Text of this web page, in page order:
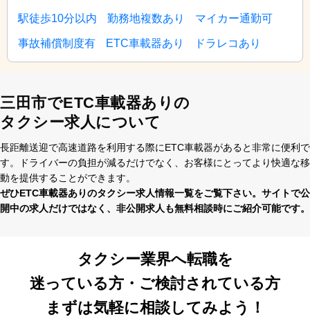
駅徒歩10分以内 勤務地複数あり マイカー通勤可
事故補償制度有 ETC車載器あり ドラレコあり
三田市でETC車載器ありの
タクシー求人について
⻑距離送迎で⾼速道路を利⽤する際にETC⾞載器があると⾮常に便利で
す。ドライバーの負担が減るだけでなく、お客様にとってより快適な移
動を提供することができます。
ぜひETC⾞載器ありのタクシー求⼈情報⼀覧をご覧下さい。サイトで公
開中の求⼈だけではなく、⾮公開求⼈も無料相談時にご紹介可能です。
タクシー業界へ転職を
迷っている方・ご検討されている方
まずは気軽に相談してみよう！